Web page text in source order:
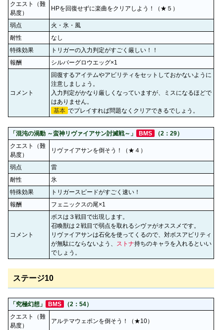
クエスト（難
易度）
HPを回復せずに楽曲をクリアしよう！（★５）
弱点
火・氷・風
耐性
なし
特殊効果
トリガーの入力判定がすごく厳しい！！
報酬
シルバーグロウエッグ×1
コメント
回復するアイテムやアビリティをセットしておかないように
注意しましょう。
入力判定がかなり厳しくなっていますが、ミスになるほどで
はありません。
基本 でプレイすれば問題なくクリアできるでしょう。
「混沌の渦動 ～蛮神リヴァイアサン討滅戦～」 BMS
（2：29）
クエスト（難
易度）
リヴァイアサンを倒そう！（★４）
弱点
雷
耐性
氷
特殊効果
トリガースピードがすごく速い！
報酬
フェニックスの尾×1
コメント
ボスは３戦目で出現します。
召喚獣は２戦目で弱点を取れるシヴァがオススメです。
リヴァイアサンは石化を使ってくるので、対ボスアビリティ
が無駄にならないよう、
ストナ持ちのキャラを入れるといい
でしょう。
ステージ10
「究極幻想」 BMS
（2：54）
クエスト（難
易度）
アルテマウェポンを倒そう！（★10）